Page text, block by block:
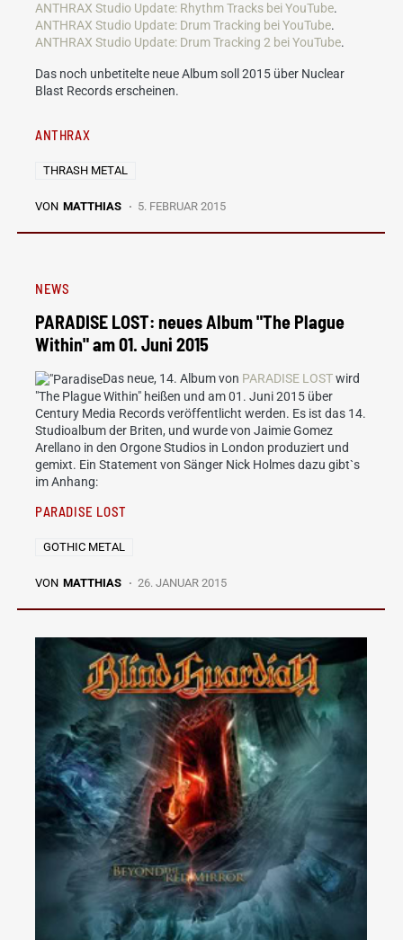
ANTHRAX Studio Update: Rhythm Tracks bei YouTube.
ANTHRAX Studio Update: Drum Tracking bei YouTube.
ANTHRAX Studio Update: Drum Tracking 2 bei YouTube.
Das noch unbetitelte neue Album soll 2015 über Nuclear
Blast Records erscheinen.
ANTHRAX
THRASH METAL
VON MATTHIAS 5. FEBRUAR 2015
NEWS
PARADISE LOST: neues Album "The Plague
Within" am 01. Juni 2015
Das neue, 14. Album von PARADISE LOSTwird
"The Plague Within" heißen und am 01. Juni 2015 über
Century Media Records veröffentlicht werden. Es ist das 14.
Studioalbum der Briten, und wurde von Jaimie Gomez
Arellano in den Orgone Studios in London produziert und
gemixt. Ein Statement von Sänger Nick Holmes dazu gibt`s
im Anhang:
PARADISE LOST
GOTHIC METAL
VON MATTHIAS 26. JANUAR 2015